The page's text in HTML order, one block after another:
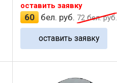
оставить заявку
60 бел. руб. 72бел. руб.
оставить заявку